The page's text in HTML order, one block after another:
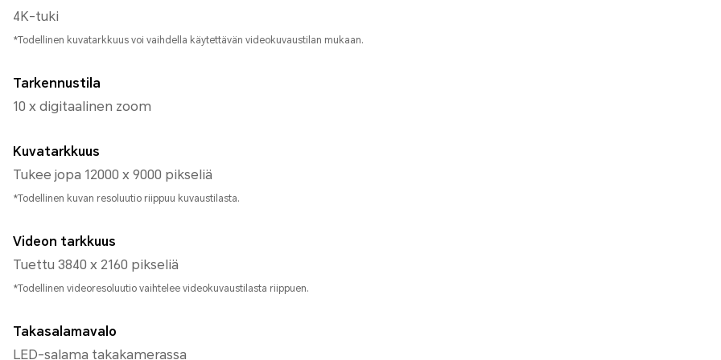
4K-tuki
*Todellinen kuvatarkkuus voi vaihdella käytettävän videokuvaustilan mukaan.
Tarkennustila
10 x digitaalinen zoom
Kuvatarkkuus
Tukee jopa 12000 x 9000 pikseliä
*Todellinen kuvan resoluutio riippuu kuvaustilasta.
Videon tarkkuus
Tuettu 3840 x 2160 pikseliä
*Todellinen videoresoluutio vaihtelee videokuvaustilasta riippuen.
Takasalamavalo
LED-salama takakamerassa